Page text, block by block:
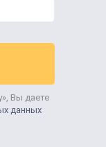
Вы даете
данных